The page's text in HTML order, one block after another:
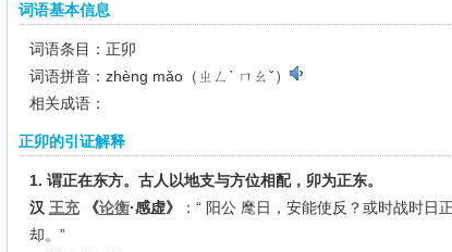
词语基本信息
词语条目：正卯
词语拼音：zhèng mǎo（ㄓㄥˋ ㄇㄠˇ）
相关成语：
正卯的引证解释
1. 谓正在东方。古人以地支与方位相配，卯为正东。
汉 王充《论衡·感虚》
：“ 阳公 麾日，安能使反？或时战时
却。”